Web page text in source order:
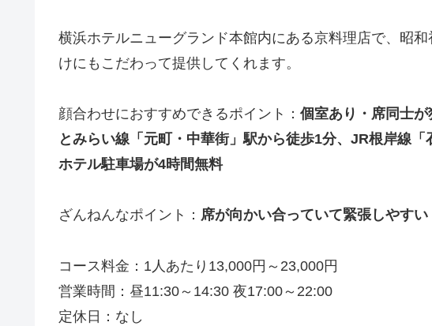
横浜ホテルニューグランド本館内にある京料理店で、昭
けにもこだわって提供してくれます。
顔合わせにおすすめできるポイント： 個室あり・席同士
とみらい線「元町・中華街」駅から徒歩1分、JR根岸線
ホテル駐車場が4時間無料
ざんねんなポイント： 席が向かい合っていて緊張しやすい
コース料金：1人あたり13,000円～23,000円
営業時間：昼11:30～14:30 夜17:00～22:00
定休日：なし